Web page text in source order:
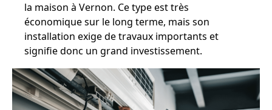
la maison à Vernon. Ce type est très
économique sur le long terme, mais son
installation exige de travaux importants et
signifie donc un grand investissement.